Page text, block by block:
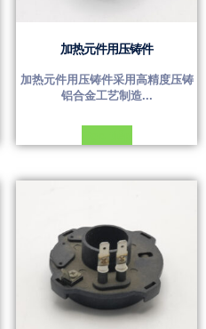
加热元件用压铸件
加热元件用压铸件采用高精度压铸
铝合金工艺制造...